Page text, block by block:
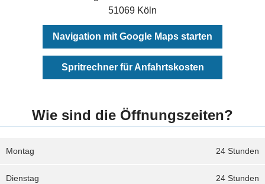
51069 Köln
Navigation mit Google Maps starten
Spritrechner für Anfahrtskosten
Wie sind die Öffnungszeiten?
24 Stunden
Montag
24 Stunden
Dienstag